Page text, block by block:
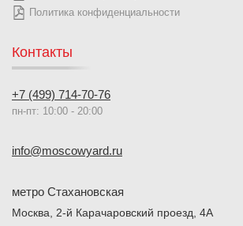
Политика конфиденциальности
Контакты
+7 (499) 714-70-76
пн-пт: 10:00 - 20:00
info@moscowyard.ru
метро Стахановская
Москва, 2-й Карачаровский проезд, 4А